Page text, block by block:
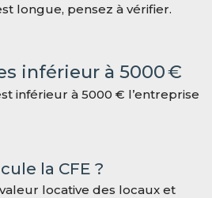
longue, pensez à vérifier.
inférieur à 5000€
inférieur à 5000 € l’entreprise
la CFE ?
locative des locaux et